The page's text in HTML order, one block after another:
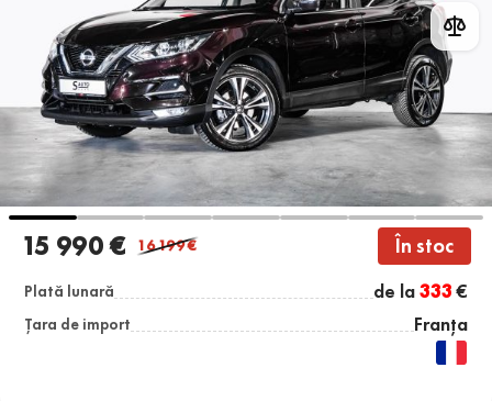
15 990 € 16 199€ În stoc
Plată lunară de la333€
Țara de import Franța